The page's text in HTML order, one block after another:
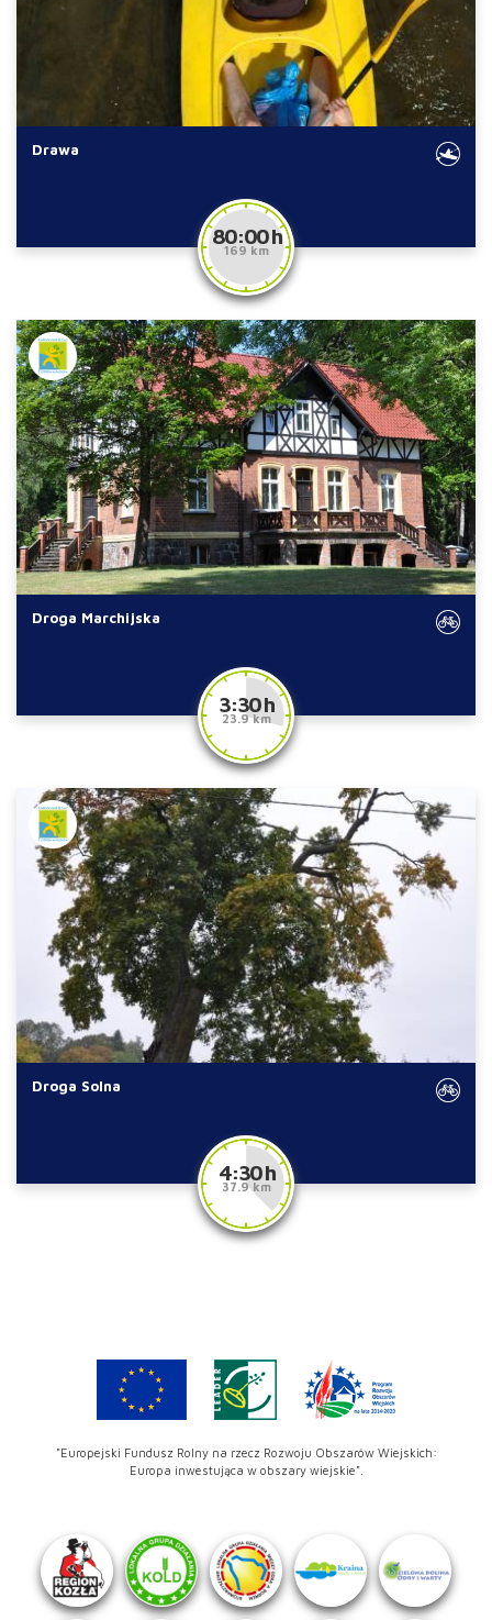
Drawa
80:00 h
169 km
Droga Marchijska
3:30 h
23.9 km
Droga Solna
4:30 h
37.9 km
"Europejski Fundusz Rolny na rzecz Rozwoju Obszarów Wiejskich:
Europa inwestująca w obszary wiejskie".